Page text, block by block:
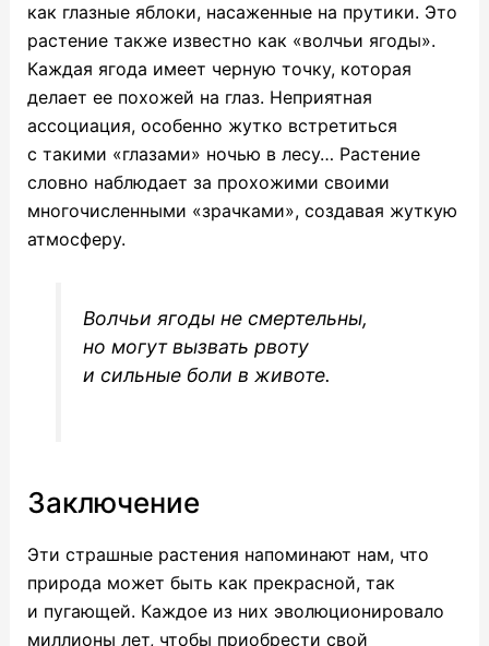
как глазные яблоки, насаженные на прутики. Это
растение также известно как «волчьи ягоды».
Каждая ягода имеет черную точку, которая
делает ее похожей на глаз. Неприятная
ассоциация, особенно жутко встретиться
с такими «глазами» ночью в лесу… Растение
словно наблюдает за прохожими своими
многочисленными «зрачками», создавая жуткую
атмосферу.
Волчьи ягоды не смертельны,
но могут вызвать рвоту
и сильные боли в животе.
Заключение
Эти страшные растения напоминают нам, что
природа может быть как прекрасной, так
и пугающей. Каждое из них эволюционировало
миллионы лет, чтобы приобрести свой